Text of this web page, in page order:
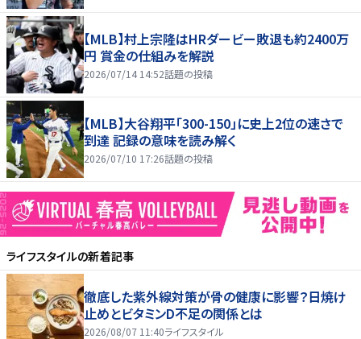
【MLB】村上宗隆はHRダービー敗退も約2400万
円 賞金の仕組みを解説
2026/07/14 14:52話題の投稿
【MLB】大谷翔平「300-150」に史上2位の速さで
到達 記録の意味を読み解く
2026/07/10 17:26話題の投稿
ライフスタイルの新着記事
徹底した紫外線対策が骨の健康に影響？日焼け
止めとビタミンD不足の関係とは
2026/08/07 11:40ライフスタイル